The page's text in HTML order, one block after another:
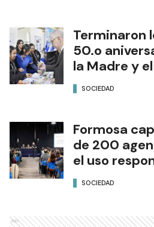
Terminaron
50.o
la Madre y
SOCIEDAD
Formosa
de 200
el uso
SOCIEDAD
Ads